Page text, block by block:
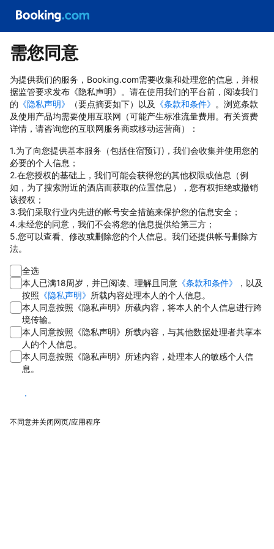
需您同意
为提供我们的服务，Booking.com需要收集和处理您的信息，并根
据监管要求发布《隐私声明》。请在使用我们的平台前，阅读我们
的 《隐私声明》 （要点摘要如下）以及 《条款和条件》 。浏览条款
及使用产品均需要使用互联网（可能产生标准流量费用。有关资费
详情，请咨询您的互联网服务商或移动运营商）：
1.为了向您提供基本服务（包括住宿预订)，我们会收集并使用您的
必要的个人信息；
2.在您授权的基础上，我们可能会获得您的其他权限或信息（例
如，为了搜索附近的酒店而获取的位置信息），您有权拒绝或撤销
该授权；
3.我们采取行业内先进的帐号安全措施来保护您的信息安全；
4.未经您的同意，我们不会将您的信息提供给第三方；
5.您可以查看、修改或删除您的个人信息。我们还提供帐号删除方
法。
全选
本人已满18周岁，并已阅读、理解且同意 《条款和条件》
，以及
按照 《隐私声明》 所载内容处理本人的个人信息。
本人同意按照《隐私声明》所载内容，将本人的个人信息进行跨
境传输。
本人同意按照《隐私声明》所载内容，与其他数据处理者共享本
人的个人信息。
本人同意按照《隐私声明》所述内容，处理本人的敏感个人信
息。
同意
不同意并关闭网页/应用程序